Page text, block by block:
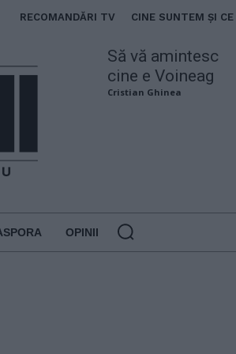
RECOMANDĂRI TV CINE SUNTEM ȘI CE
Să vă amintesc
cine e Voineag
Cristian Ghinea
OPINII